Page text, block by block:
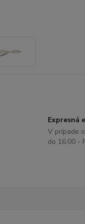
Expresná
V prípade
do 16:00 -